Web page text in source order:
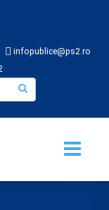
infopublice@ps2.ro